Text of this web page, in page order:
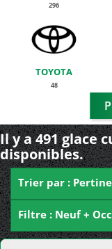
296
TOYOTA
48
Il y a 491 glace
disponibles.
Trier par :
Filtre : Neuf +